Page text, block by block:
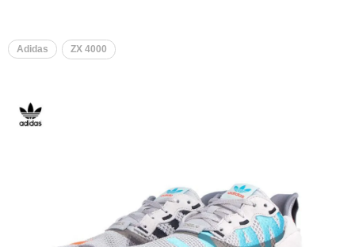
Adidas ZX 4000